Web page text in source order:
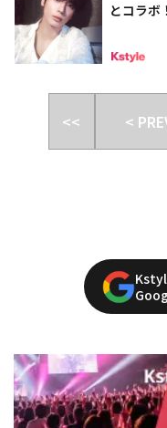
とコラボ
<< <